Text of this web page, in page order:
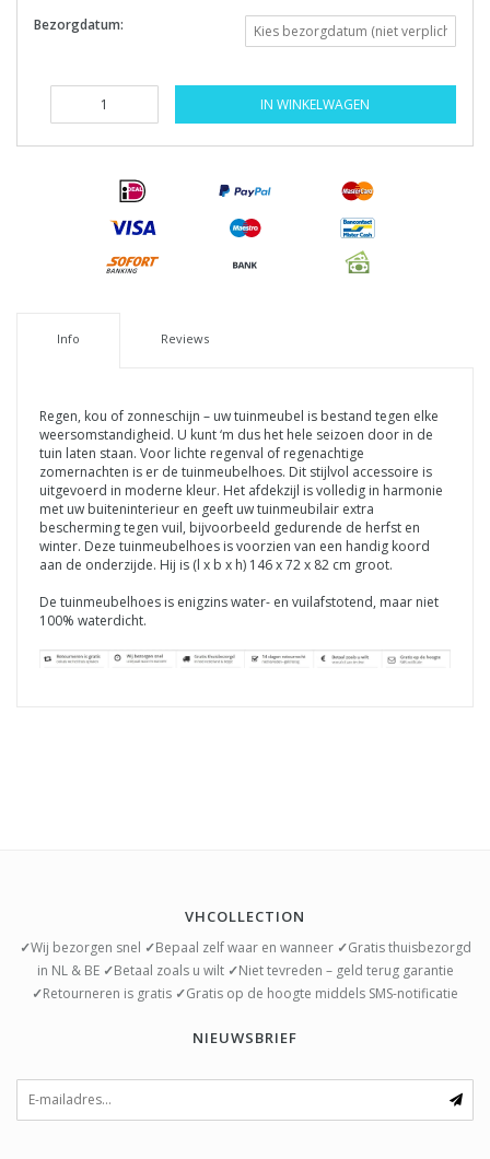
Bezorgdatum:
IN WINKELWAGEN
Info Reviews
Regen, kou of zonneschijn – uw tuinmeubel is bestand tegen elke
weersomstandigheid. U kunt ‘m dus het hele seizoen door in de
tuin laten staan. Voor lichte regenval of regenachtige
zomernachten is er de tuinmeubelhoes. Dit stijlvol accessoire is
uitgevoerd in moderne kleur. Het afdekzijl is volledig in harmonie
met uw buiteninterieur en geeft uw tuinmeubilair extra
bescherming tegen vuil, bijvoorbeeld gedurende de herfst en
winter. Deze tuinmeubelhoes is voorzien van een handig koord
aan de onderzijde. Hij is (l x b x h) 146 x 72 x 82 cm groot.
De tuinmeubelhoes is enigzins water- en vuilafstotend, maar niet
100% waterdicht.
VHCOLLECTION
✓Wij bezorgen snel ✓Bepaal zelf waar en wanneer ✓Gratis thuisbezorgd
in NL & BE ✓Betaal zoals u wilt ✓Niet tevreden – geld terug garantie
✓Retourneren is gratis ✓Gratis op de hoogte middels SMS-notificatie
NIEUWSBRIEF